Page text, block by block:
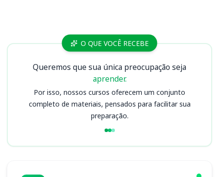
Cursos O QUE VOCÊ RECEBE
Queremos que sua única preocupação seja
aprender.
Por isso, nossos cursos oferecem um conjunto
completo de materiais, pensados para facilitar sua
preparação.